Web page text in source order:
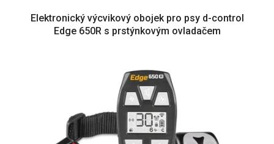
Elektronický výcvikový obojek pro psy d-control
Edge 650R s prstýnkovým ovladačem